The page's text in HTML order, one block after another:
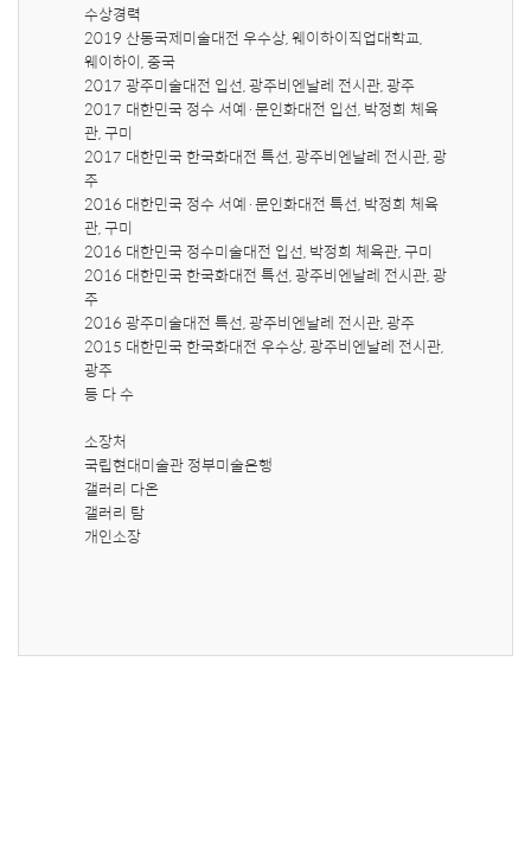
수상경력
2019 산동국제미술대전 우수상, 웨이하이직업대학교,
웨이하이, 중국
2017 광주미술대전 입선, 광주비엔날레 전시관, 광주
2017 대한민국 정수 서예·문인화대전 입선, 박정희 체육
관, 구미
2017 대한민국 한국화대전 특선, 광주비엔날레 전시관, 광
주
2016 대한민국 정수 서예·문인화대전 특선, 박정희 체육
관, 구미
2016 대한민국 정수미술대전 입선, 박정희 체육관, 구미
2016 대한민국 한국화대전 특선, 광주비엔날레 전시관, 광
주
2016 광주미술대전 특선, 광주비엔날레 전시관, 광주
2015 대한민국 한국화대전 우수상, 광주비엔날레 전시관,
광주
등 다 수
소장처
국립현대미술관 정부미술은행
갤러리 다온
갤러리 탐
개인소장